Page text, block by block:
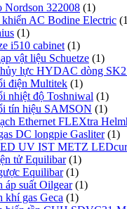
Nordson 322008 (1)
khiển AC Bodine Electric
(1)
i510 cabinet (1)
vật liệu Schuetze (1)
lực HYDAC dòng
điện Multitek (1)
nhiệt độ Toshniwal (1)
tín hiệu SAMSON (1)
Ethernet FLEXtra
DC longpie Gasliter (1)
UV IST METZ
tử Equilibar (1)
Equilibar (1)
áp suất Oilgear (1)
khí gas Geca (1)